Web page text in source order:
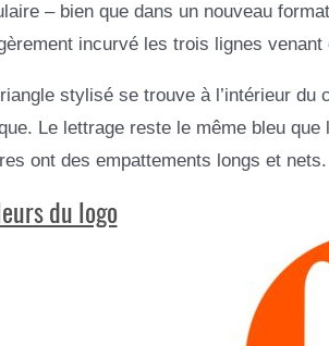
– bien que dans un nouveau
incurvé les trois lignes venant
stylisé se trouve à l’intérieur
Le lettrage reste le même bleu
ont des empattements longs et nets.
du logo